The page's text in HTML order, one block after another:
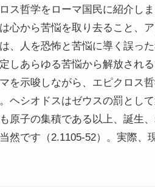
ス哲学をローマ国民に紹介し
心から苦悩を取り去ること、
、人を恐怖と苦悩に導く誤っ
しあらゆる苦悩から解放され
を示唆しながら、エピクロス
ヘシオドスはゼウスの罰とし
原子の集積である以上、誕生
然です（2.1105-52）。実際